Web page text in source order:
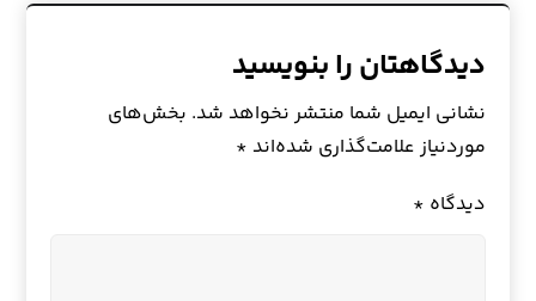
دیدگاهتان را بنویسید
نشانی ایمیل شما منتشر نخواهد شد. بخش‌های
موردنیاز علامت‌گذاری شده‌اند *
دیدگاه *